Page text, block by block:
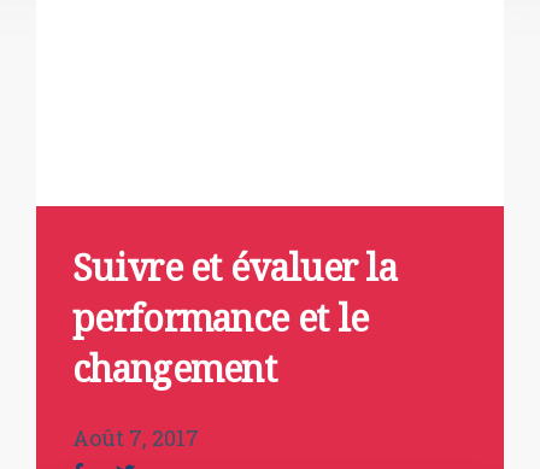
Suivre et évaluer la
performance et le
changement
Août 7, 2017